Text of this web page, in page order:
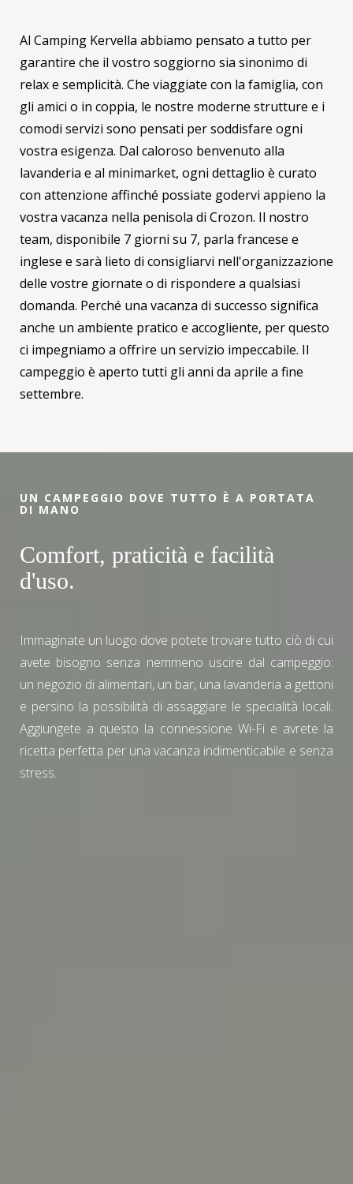
Al Camping Kervella abbiamo pensato a tutto per
garantire che il vostro soggiorno sia sinonimo di
relax e semplicità. Che viaggiate con la famiglia, con
gli amici o in coppia, le nostre moderne strutture e i
comodi servizi sono pensati per soddisfare ogni
vostra esigenza. Dal caloroso benvenuto alla
lavanderia e al minimarket, ogni dettaglio è curato
con attenzione affinché possiate godervi appieno la
vostra vacanza nella penisola di Crozon. Il nostro
team, disponibile 7 giorni su 7, parla francese e
inglese e sarà lieto di consigliarvi nell'organizzazione
delle vostre giornate o di rispondere a qualsiasi
domanda. Perché una vacanza di successo significa
anche un ambiente pratico e accogliente, per questo
ci impegniamo a offrire un servizio impeccabile. Il
campeggio è aperto tutti gli anni da aprile a fine
settembre.
UN CAMPEGGIO DOVE TUTTO È A PORTATA
DI MANO
Comfort, praticità e facilità
d'uso.
Immaginate un luogo dove potete trovare tutto ciò di cui
avete bisogno senza nemmeno uscire dal campeggio:
un negozio di alimentari, un bar, una lavanderia a gettoni
e persino la possibilità di assaggiare le specialità locali.
Aggiungete a questo la connessione Wi-Fi e avrete la
ricetta perfetta per una vacanza indimenticabile e senza
stress.